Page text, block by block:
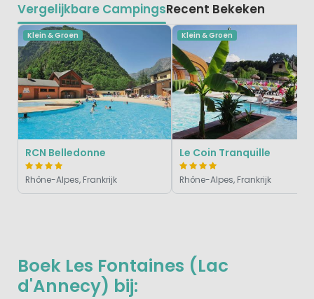
Boek Les Fontaines (Lac
d'Annecy) bij:
Vergelijkbare CampingsRecent Bekeken
Klein & Groen
RCN Belledonne
Rhône-Alpes, Frankrijk
Klein & Groen
Le Coin Tranquille
Rhône-Alpes, Frankrijk